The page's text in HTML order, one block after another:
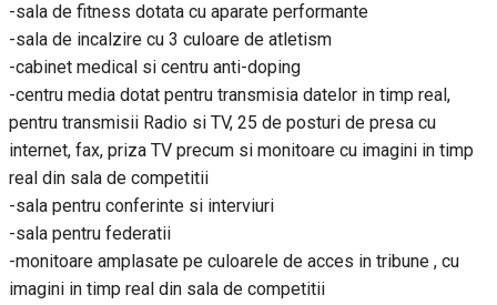
-sala de fitness dotata cu aparate performante
-sala de incalzire cu 3 culoare de atletism
-cabinet medical si centru anti-doping
-centru media dotat pentru transmisia datelor in timp real,
pentru transmisii Radio si TV, 25 de posturi de presa cu
internet, fax, priza TV precum si monitoare cu imagini in timp
real din sala de competitii
-sala pentru conferinte si interviuri
-sala pentru federatii
-monitoare amplasate pe culoarele de acces in tribune , cu
imagini in timp real din sala de competitii